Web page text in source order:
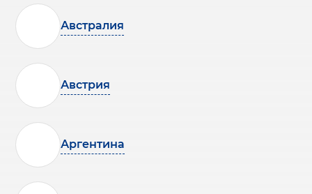
Австралия
Австрия
Аргентина